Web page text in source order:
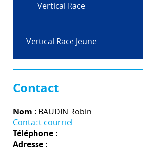
Vertical Race
Vertical Race Jeune
Contact
Nom : BAUDIN Robin
Contact courriel
Téléphone :
Adresse :